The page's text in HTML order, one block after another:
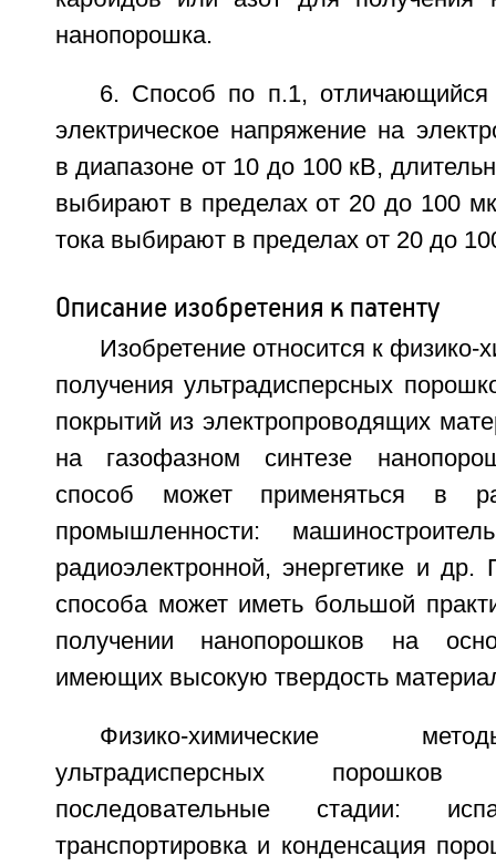
нанопорошка.
6. Способ по п.1, отличающийся
электрическое напряжение на
в диапазоне от 10 до 100 кВ,
выбирают в пределах от 20 до 100
тока выбирают в пределах от 20 до
Описание изобретения к патенту
Изобретение относится к физико-
получения ультрадисперсных
покрытий из электропроводящих
на газофазном синтезе
способ может применяться в
промышленности:
радиоэлектронной, энергетике и др.
способа может иметь большой
получении нанопорошков на
имеющих высокую твердость
Физико-химические
ультрадисперсных
последовательные стадии:
транспортировка и конденсация